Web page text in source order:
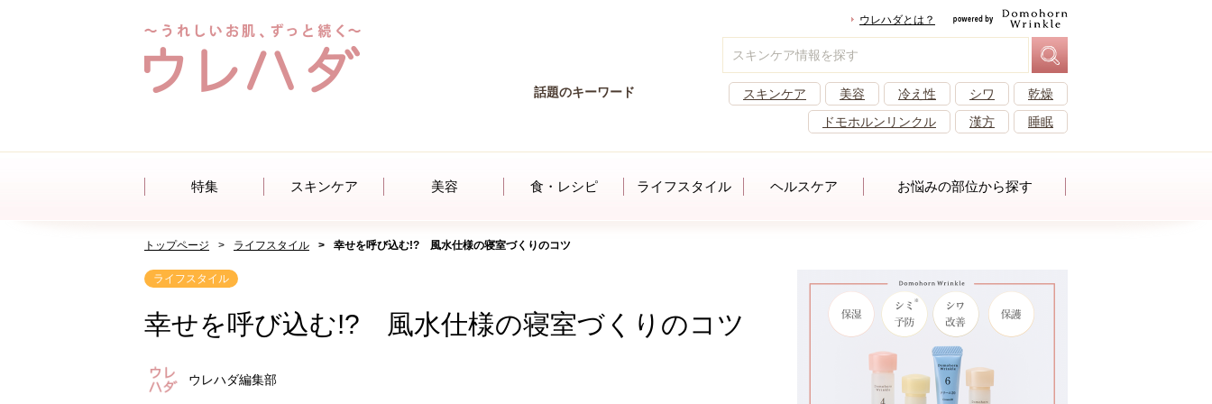
ウレハダとは？
話題のキーワード スキンケア 美容 冷え性 シワ
乾燥
ドモホルンリンクル
漢方 睡眠
特集 スキンケア 美容 食・レシピ ライフスタイル ヘルスケア お悩みの部位から探す
トップページ ライフスタイル 幸せを呼び込む!? 風水仕様の寝室づくりのコツ
ライフスタイル
幸せを呼び込む!? 風水仕様の寝室づくりのコツ
ウレハダ編集部